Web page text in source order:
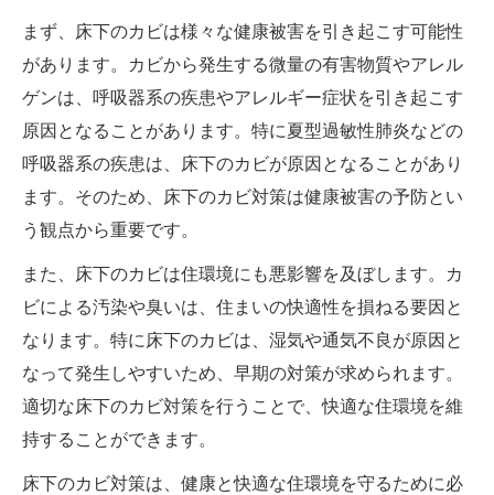
まず、床下のカビは様々な健康被害を引き起こす可能性
があります。カビから発生する微量の有害物質やアレル
ゲンは、呼吸器系の疾患やアレルギー症状を引き起こす
原因となることがあります。特に夏型過敏性肺炎などの
呼吸器系の疾患は、床下のカビが原因となることがあり
ます。そのため、床下のカビ対策は健康被害の予防とい
う観点から重要です。
また、床下のカビは住環境にも悪影響を及ぼします。カ
ビによる汚染や臭いは、住まいの快適性を損ねる要因と
なります。特に床下のカビは、湿気や通気不良が原因と
なって発生しやすいため、早期の対策が求められます。
適切な床下のカビ対策を行うことで、快適な住環境を維
持することができます。
床下のカビ対策は、健康と快適な住環境を守るために必